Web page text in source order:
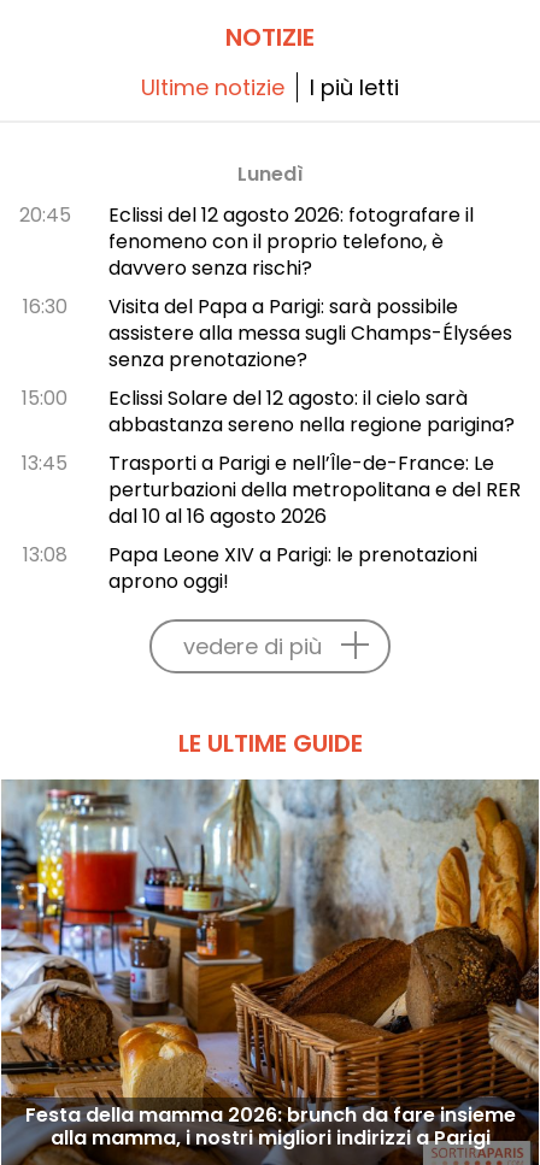
NOTIZIE
Ultime notizie I più letti
Lunedì
20:45
Eclissi del 12 agosto 2026: fotografare il
fenomeno con il proprio telefono, è
davvero senza rischi?
16:30
Visita del Papa a Parigi: sarà possibile
assistere alla messa sugli Champs-Élysées
senza prenotazione?
15:00
Eclissi Solare del 12 agosto: il cielo sarà
abbastanza sereno nella regione parigina?
13:45
Trasporti a Parigi e nell’Île-de-France: Le
perturbazioni della metropolitana e del RER
dal 10 al 16 agosto 2026
13:08
Papa Leone XIV a Parigi: le prenotazioni
aprono oggi!
vedere di più
LE ULTIME GUIDE
Festa della mamma 2026: brunch da fare insieme
alla mamma, i nostri migliori indirizzi a Parigi